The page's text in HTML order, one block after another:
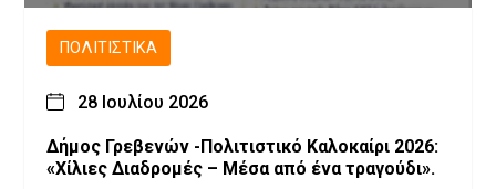
ΠΟΛΙΤΙΣΤΙΚΆ
28 Ιουλίου 2026
Δήμος Γρεβενών -Πολιτιστικό Καλοκαίρι 2026:
«Χίλιες Διαδρομές – Μέσα από ένα τραγούδι».